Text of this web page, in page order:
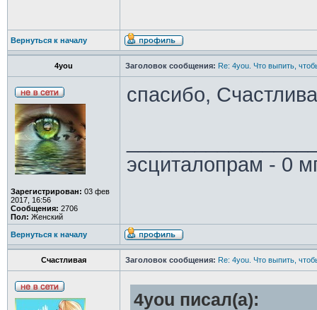
Вернуться к началу
4you Заголовок сообщения: Re: 4you. Что выпить,
Зарегистрирован: 03 фев
2017, 16:56
Сообщения: 2706
Пол: Женский
спасибо,
эсциталопрам - 0
Вернуться к началу
Счастливая Заголовок сообщения: Re: 4you. Что выпить,
4you писал(а):